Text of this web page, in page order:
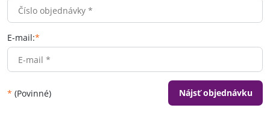
E-mail:*
* (Povinné) Nájsť objednávku